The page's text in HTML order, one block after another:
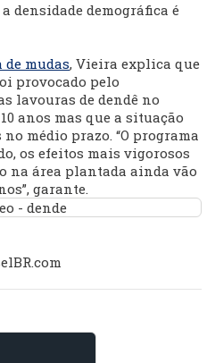
densidade demográfica é
mudas, Vieira explica que
provocado pelo
lavouras de dendê no
anos mas que a situação
médio prazo. “O programa
os efeitos mais vigorosos
na área plantada ainda vão
garante.